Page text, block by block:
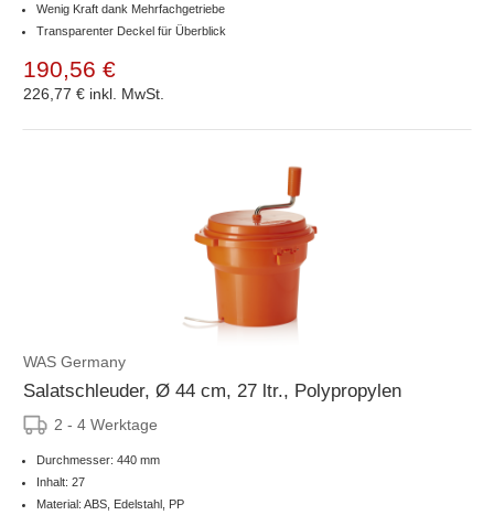
Wenig Kraft dank Mehrfachgetriebe
Transparenter Deckel für Überblick
190,56 €
226,77 € inkl. MwSt.
WAS Germany
Salatschleuder, Ø 44 cm, 27 ltr., Polypropylen
2 - 4 Werktage
Durchmesser: 440 mm
Inhalt: 27
Material: ABS, Edelstahl, PP